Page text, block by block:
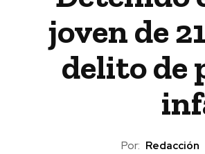
joven de
delito de
Por: Redacción